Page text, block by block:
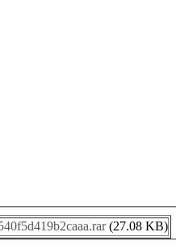
(27.08 KB)